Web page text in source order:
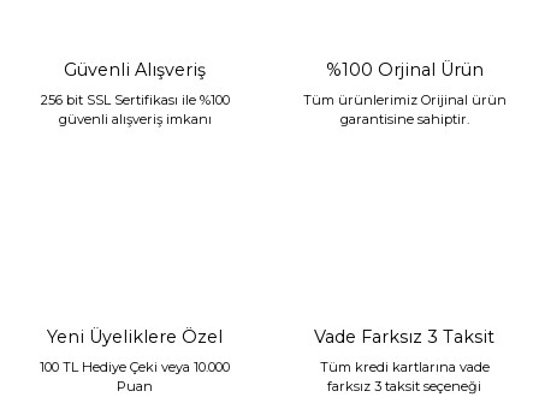
Güvenli Alışveriş
256 bit SSL Sertifikası ile %100
güvenli alışveriş imkanı
%100 Orjinal Ürün
Tüm ürünlerimiz Orijinal ürün
garantisine sahiptir.
Yeni Üyeliklere Özel
100 TL Hediye Çeki veya 10.000
Puan
Vade Farksız 3 Taksit
Tüm kredi kartlarına vade
farksız 3 taksit seçeneği